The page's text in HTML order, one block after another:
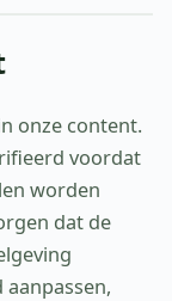
onze content.
voordat
worden
dat de